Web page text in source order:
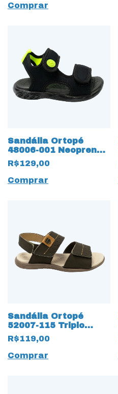
Comprar
Sandália Ortopé
48006-001 Neoprene
12966 com Duplo
Velcro e LED
R$129,00
Comprar
Sandália Ortopé
52007-115 Triplo
12968 Velcro para
ajustes
R$119,00
Comprar